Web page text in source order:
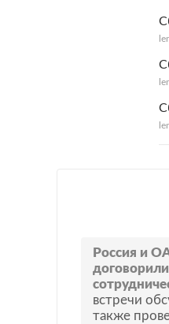
Россия и
встречи
также